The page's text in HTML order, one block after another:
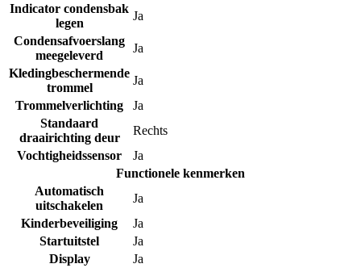
Indicator condensbak
legen
Ja
Condensafvoerslang
meegeleverd
Ja
Kledingbeschermende
trommel
Ja
Trommelverlichting
Ja
Standaard
draairichting deur
Rechts
Vochtigheidssensor
Ja
Functionele kenmerken
Automatisch
uitschakelen
Ja
Kinderbeveiliging
Ja
Startuitstel
Ja
Display
Ja